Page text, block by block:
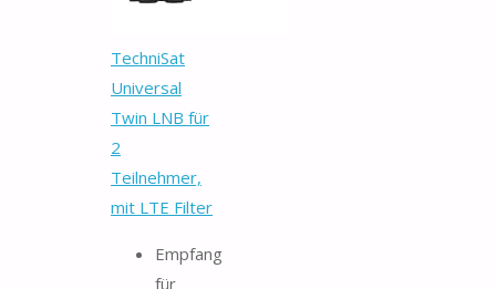
TechniSat
Universal
Twin LNB für
2
Teilnehmer,
mit LTE Filter
Empfang
für